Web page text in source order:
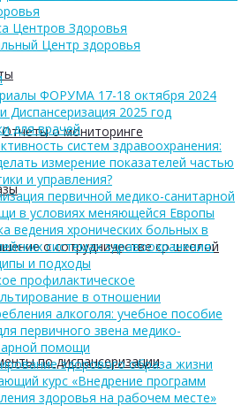
Отчеты о мониторинге
о сотрудничестве со школой
по диспансеризации
Центров Здоровья
Центр здоровья
ФОРУМА 17-18 октября 2024
Диспансеризация 2025 год
для врачей
систем здравоохранения:
измерение показателей частью
и управления?
первичной медико-санитарной
в условиях меняющейся Европы
ведения хронических больных в
системах здравоохранения:
и подходы
профилактическое
в отношении
алкоголя: учебное пособие
первичного звена медико-
помощи
здорового образа жизни
курс «Внедрение программ
здоровья на рабочем месте»